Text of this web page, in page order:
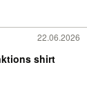
22.06.2026